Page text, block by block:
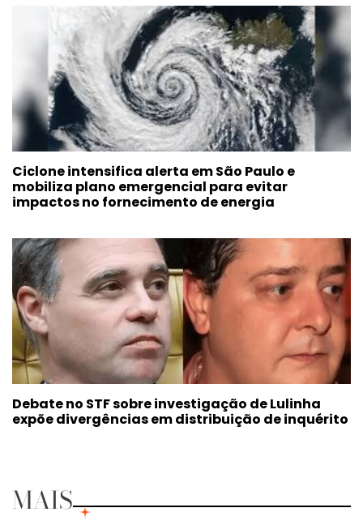
Ciclone intensifica alerta em São Paulo e
mobiliza plano emergencial para evitar
impactos no fornecimento de energia
Debate no STF sobre investigação de Lulinha
expõe divergências em distribuição de inquérito
MAIS